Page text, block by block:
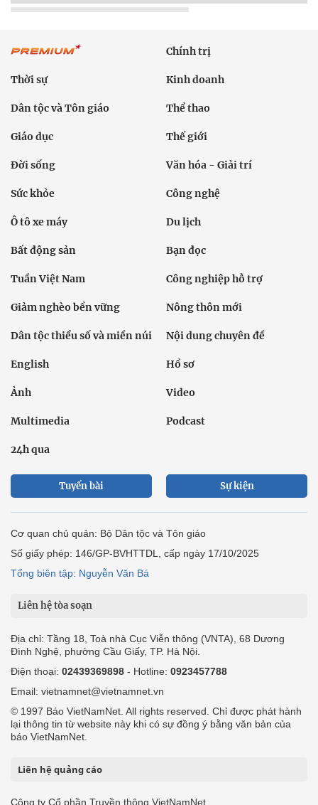
Chính trị
Thời sự Kinh doanh
Dân tộc và Tôn giáo Thể thao
Giáo dục Thế giới
Đời sống Văn hóa - Giải trí
Sức khỏe Công nghệ
Ô tô xe máy Du lịch
Bất động sản Bạn đọc
Tuần Việt Nam Công nghiệp hỗ trợ
Giảm nghèo bền vững Nông thôn mới
Dân tộc thiểu số và miền núi Nội dung chuyên đề
English Hồ sơ
Ảnh Video
Multimedia Podcast
24h qua
Tuyến bài Sự kiện
Cơ quan chủ quản: Bộ Dân tộc và Tôn giáo
Số giấy phép: 146/GP-BVHTTDL, cấp ngày 17/10/2025
Tổng biên tập: Nguyễn Văn Bá
Liên hệ tòa soạn
Địa chỉ: Tầng 18, Toà nhà Cục Viễn thông (VNTA), 68 Dương
Đình Nghệ, phường Cầu Giấy, TP. Hà Nội.
Điện thoại: 02439369898 - Hotline: 0923457788
Email: vietnamnet@vietnamnet.vn
© 1997 Báo VietNamNet. All rights reserved. Chỉ được phát hành
lại thông tin từ website này khi có sự đồng ý bằng văn bản của
báo VietNamNet.
Liên hệ quảng cáo
Công ty Cổ phần Truyền thông VietNamNet